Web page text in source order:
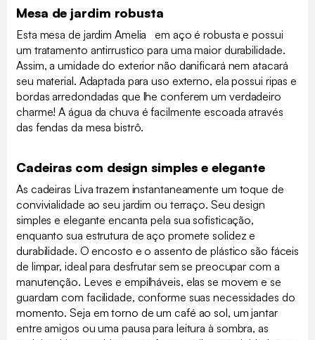
Mesa de jardim robusta
Esta mesa de jardim Amelia em aço é robusta e possui
um tratamento antirrustico para uma maior durabilidade.
Assim, a umidade do exterior não danificará nem atacará
seu material. Adaptada para uso externo, ela possui ripas e
bordas arredondadas que lhe conferem um verdadeiro
charme! A água da chuva é facilmente escoada através
das fendas da mesa bistrô.
Cadeiras com design simples e elegante
As cadeiras Liva trazem instantaneamente um toque de
convivialidade ao seu jardim ou terraço. Seu design
simples e elegante encanta pela sua sofisticação,
enquanto sua estrutura de aço promete solidez e
durabilidade. O encosto e o assento de plástico são fáceis
de limpar, ideal para desfrutar sem se preocupar com a
manutenção. Leves e empilháveis, elas se movem e se
guardam com facilidade, conforme suas necessidades do
momento. Seja em torno de um café ao sol, um jantar
entre amigos ou uma pausa para leitura à sombra, as